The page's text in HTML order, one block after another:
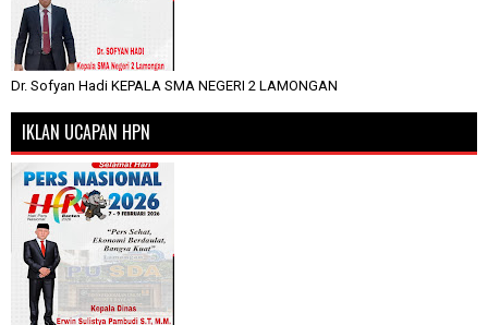
Dr. Sofyan Hadi KEPALA SMA NEGERI 2 LAMONGAN
IKLAN UCAPAN HPN